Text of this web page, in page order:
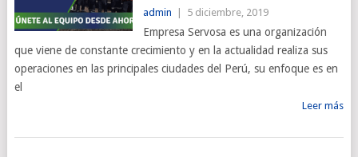
admin 5 diciembre, 2019
Empresa Servosa es una organización
que viene de constante crecimiento y en la actualidad realiza sus
operaciones en las principales ciudades del Perú, su enfoque es en
el
Leer más